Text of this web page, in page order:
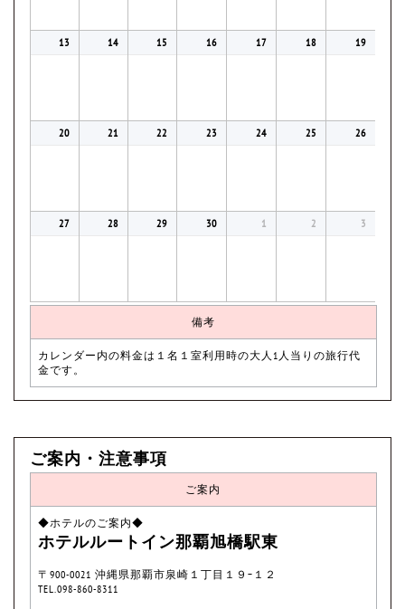
13 14 15 16 17 18 19
20 21 22 23 24 25 26
27 28 29 30 1 2 3
備考
カレンダー内の料金は１名１室利用時の大人1人当りの旅行代
金です。
ご案内・注意事項
ご案内
◆ホテルのご案内◆
ホテルルートイン那覇旭橋駅東
〒900-0021 沖縄県那覇市泉崎１丁目１９−１２
TEL.098-860-8311